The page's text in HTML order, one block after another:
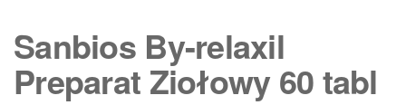
Sanbios By-relaxil
Preparat Ziołowy 60 tabl